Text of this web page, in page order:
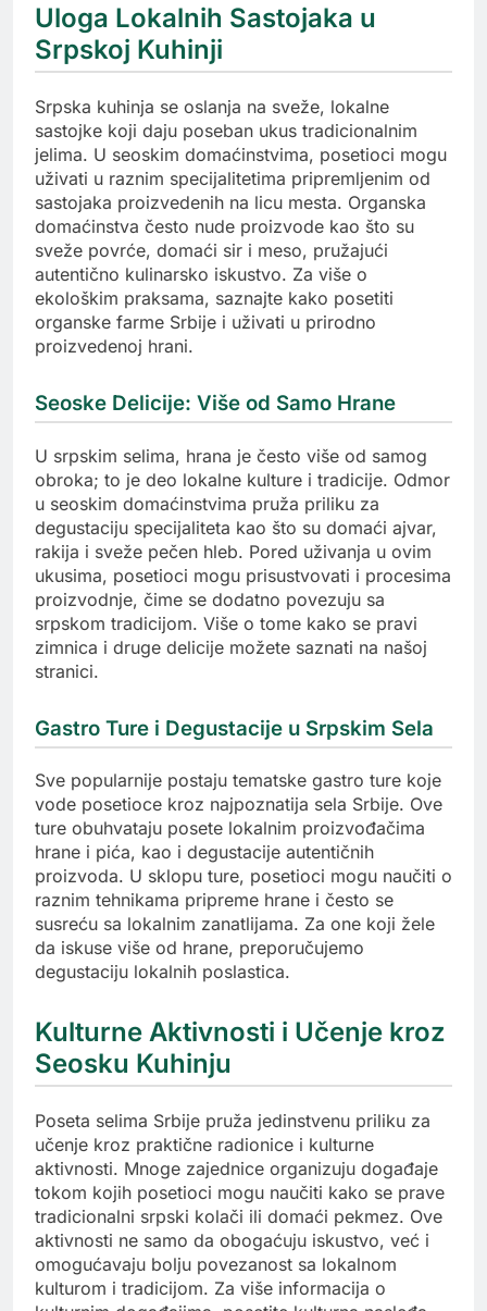
Uloga Lokalnih Sastojaka u
Srpskoj Kuhinji
Srpska kuhinja se oslanja na sveže, lokalne
sastojke koji daju poseban ukus tradicionalnim
jelima. U seoskim domaćinstvima, posetioci mogu
uživati u raznim specijalitetima pripremljenim od
sastojaka proizvedenih na licu mesta. Organska
domaćinstva često nude proizvode kao što su
sveže povrće, domaći sir i meso, pružajući
autentično kulinarsko iskustvo. Za više o
ekološkim praksama, saznajte kako posetiti
organske farme Srbije i uživati u prirodno
proizvedenoj hrani.
Seoske Delicije: Više od Samo Hrane
U srpskim selima, hrana je često više od samog
obroka; to je deo lokalne kulture i tradicije. Odmor
u seoskim domaćinstvima pruža priliku za
degustaciju specijaliteta kao što su domaći ajvar,
rakija i sveže pečen hleb. Pored uživanja u ovim
ukusima, posetioci mogu prisustvovati i procesima
proizvodnje, čime se dodatno povezuju sa
srpskom tradicijom. Više o tome kako se pravi
zimnica i druge delicije možete saznati na našoj
stranici.
Gastro Ture i Degustacije u Srpskim Sela
Sve popularnije postaju tematske gastro ture koje
vode posetioce kroz najpoznatija sela Srbije. Ove
ture obuhvataju posete lokalnim proizvođačima
hrane i pića, kao i degustacije autentičnih
proizvoda. U sklopu ture, posetioci mogu naučiti o
raznim tehnikama pripreme hrane i često se
susreću sa lokalnim zanatlijama. Za one koji žele
da iskuse više od hrane, preporučujemo
degustaciju lokalnih poslastica.
Kulturne Aktivnosti i Učenje kroz
Seosku Kuhinju
Poseta selima Srbije pruža jedinstvenu priliku za
učenje kroz praktične radionice i kulturne
aktivnosti. Mnoge zajednice organizuju događaje
tokom kojih posetioci mogu naučiti kako se prave
tradicionalni srpski kolači ili domaći pekmez. Ove
aktivnosti ne samo da obogaćuju iskustvo, već i
omogućavaju bolju povezanost sa lokalnom
kulturom i tradicijom. Za više informacija o